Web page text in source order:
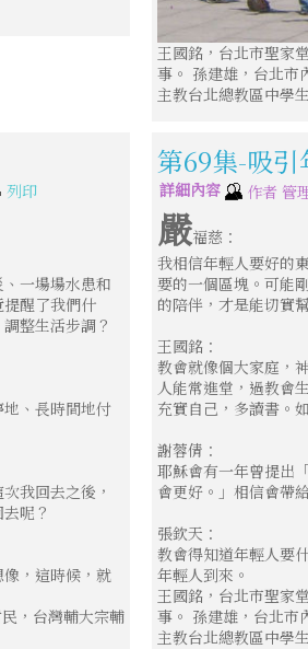
王國銘，台北市聖家
事。 孫建雄，台北市
主教台北總教區中學
列印
一場場水患和
醒了我們什
整生活步調？
、長時間地付
我回去之後，
呢？
，這時候，就
，台灣輔大宗輔
第69集-吸
詳細內容 作者 管
嚴福慈：
我相信年輕人要好的
要的一個區塊。可能
的陪伴，才是能切實
王國銘：
教會就像個大家庭，
人能常進堂，過教會
充實自己，多讀書。
謝蓉倩：
耶穌會有一年曾提出
會更好。」相信會帶
張欽天：
教會得知道年輕人要
年輕人到來。
王國銘，台北市聖家
事。 孫建雄，台北市
主教台北總教區中學